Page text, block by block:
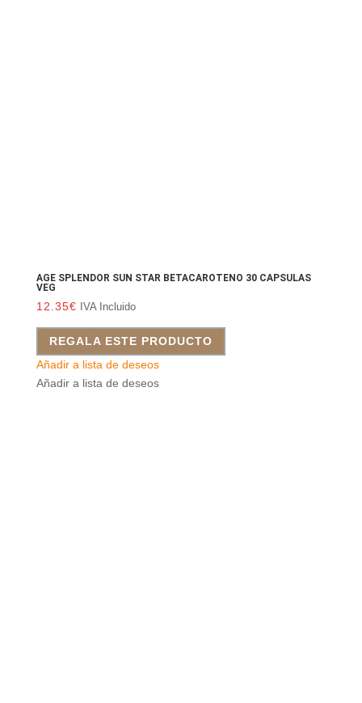
AGE SPLENDOR SUN STAR BETACAROTENO 30 CAPSULAS
VEG
12.35€ IVA Incluido
REGALA ESTE PRODUCTO
Añadir a lista de deseos
Añadir a lista de deseos